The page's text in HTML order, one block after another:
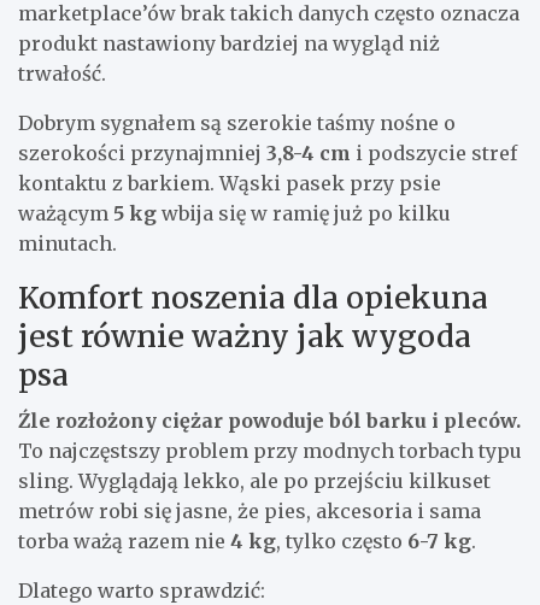
marketplace’ów brak takich danych często oznacza
produkt nastawiony bardziej na wygląd niż
trwałość.
Dobrym sygnałem są szerokie taśmy nośne o
szerokości przynajmniej 3,8-4 cm i podszycie stref
kontaktu z barkiem. Wąski pasek przy psie
ważącym 5 kg wbija się w ramię już po kilku
minutach.
Komfort noszenia dla opiekuna
jest równie ważny jak wygoda
psa
Źle rozłożony ciężar powoduje ból barku i pleców.
To najczęstszy problem przy modnych torbach typu
sling. Wyglądają lekko, ale po przejściu kilkuset
metrów robi się jasne, że pies, akcesoria i sama
torba ważą razem nie 4 kg, tylko często 6-7 kg.
Dlatego warto sprawdzić: